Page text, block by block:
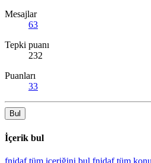
Mesajlar
63
Tepki puanı
232
Puanları
33
Bul
İçerik bul
fnidaf tüm içeriğini bul fnidaf tüm